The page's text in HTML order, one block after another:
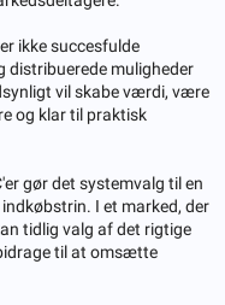
ikke succesfulde
distribuerede muligheder
vil skabe værdi, være
og klar til praktisk
gør det systemvalg til en
I et marked, der
tidlig valg af det rigtige
til at omsætte